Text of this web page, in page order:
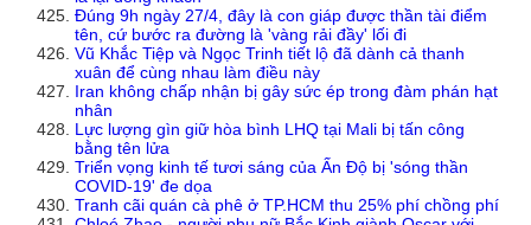
Đúng 9h ngày 27/4, đây là con giáp được thần tài điểm
tên, cứ bước ra đường là 'vàng rải đầy' lối đi
Vũ Khắc Tiệp và Ngọc Trinh tiết lộ đã dành cả thanh
xuân để cùng nhau làm điều này
Iran không chấp nhận bị gây sức ép trong đàm phán hạt
nhân
Lực lượng gìn giữ hòa bình LHQ tại Mali bị tấn công
bằng tên lửa
Triển vọng kinh tế tươi sáng của Ấn Độ bị 'sóng thần
COVID-19' đe dọa
Tranh cãi quán cà phê ở TP.HCM thu 25% phí chồng phí